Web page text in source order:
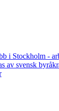
i Stockholm -
av svensk